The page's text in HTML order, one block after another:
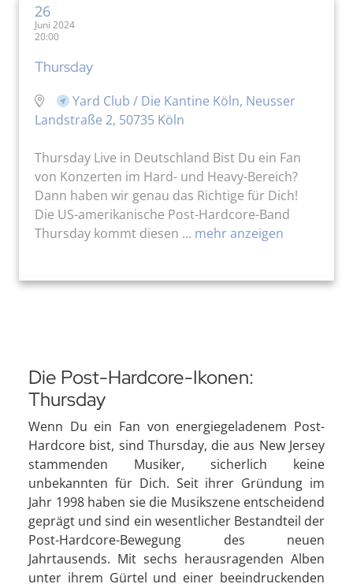
26
Juni 2024
20:00
Thursday
Yard Club / Die Kantine Köln, Neusser
Landstraße 2, 50735 Köln
Thursday Live in Deutschland Bist Du ein Fan
von Konzerten im Hard- und Heavy-Bereich?
Dann haben wir genau das Richtige für Dich!
Die US-amerikanische Post-Hardcore-Band
Thursday kommt diesen ... mehr anzeigen
Die Post-Hardcore-Ikonen:
Thursday
Wenn Du ein Fan von energiegeladenem Post-
Hardcore bist, sind Thursday, die aus New Jersey
stammenden Musiker, sicherlich keine
unbekannten für Dich. Seit ihrer Gründung im
Jahr 1998 haben sie die Musikszene entscheidend
geprägt und sind ein wesentlicher Bestandteil der
Post-Hardcore-Bewegung des neuen
Jahrtausends. Mit sechs herausragenden Alben
unter ihrem Gürtel und einer beeindruckenden